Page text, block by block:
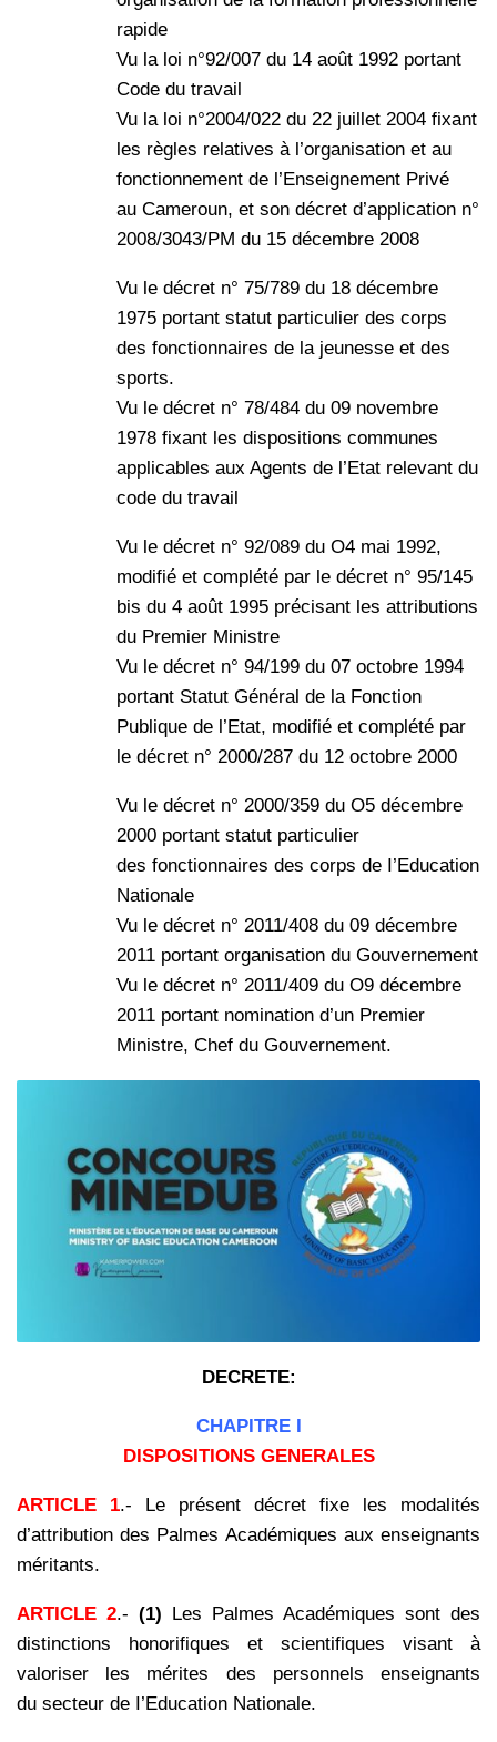
rapide
Vu la loi n°92/007 du 14 août 1992 portant
Code du travail
Vu la loi n°2004/022 du 22 juillet 2004 fixant
les règles relatives à l’organisation et au
fonctionnement de l’Enseignement Privé
au Cameroun, et son décret d’application n°
2008/3043/PM du 15 décembre 2008
Vu le décret n° 75/789 du 18 décembre
1975 portant statut particulier des corps
des fonctionnaires de la jeunesse et des
sports.
Vu le décret n° 78/484 du 09 novembre
1978 fixant les dispositions communes
applicables aux Agents de l’Etat relevant du
code du travail
Vu le décret n° 92/089 du O4 mai 1992,
modifié et complété par le décret n° 95/145
bis du 4 août 1995 précisant les attributions
du Premier Ministre
Vu le décret n° 94/199 du 07 octobre 1994
portant Statut Général de la Fonction
Publique de l’Etat, modifié et complété par
le décret n° 2000/287 du 12 octobre 2000
Vu le décret n° 2000/359 du O5 décembre
2000 portant statut particulier
des fonctionnaires des corps de I’Education
Nationale
Vu le décret n° 2011/408 du 09 décembre
2011 portant organisation du Gouvernement
Vu le décret n° 2011/409 du O9 décembre
2011 portant nomination d’un Premier
Ministre, Chef du Gouvernement.
DECRETE:
CHAPITRE I
DISPOSITIONS GENERALES
ARTICLE 1.- Le présent décret fixe les modalités
d’attribution des Palmes Académiques aux enseignants
méritants.
ARTICLE 2.- (1) Les Palmes Académiques sont des
distinctions honorifiques et scientifiques visant à
valoriser les mérites des personnels enseignants
du secteur de I’Education Nationale.